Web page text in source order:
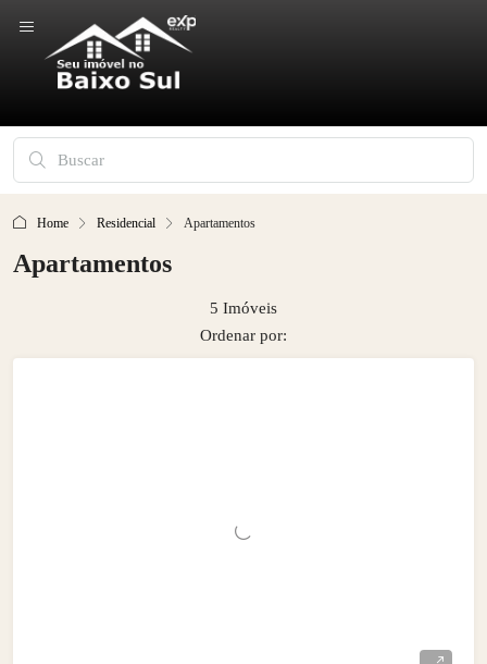
Home Residencial Apartamentos
Apartamentos
5 Imóveis
Ordenar por: